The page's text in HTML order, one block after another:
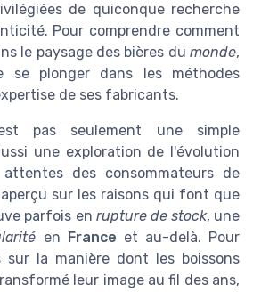
de quiconque recherche
Pour comprendre comment
le paysage des bières du monde,
se plonger dans les méthodes
de ses fabricants.
pas seulement une simple
une exploration de l'évolution
des consommateurs de
sur les raisons qui font que
parfois en rupture de stock, une
en France et au-delà. Pour
sur la manière dont les boissons
leur image au fil des ans,